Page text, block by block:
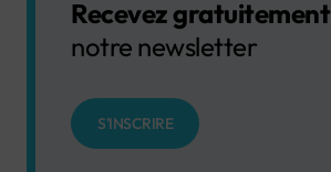
Recevez gratuitement
notre newsletter
S'INSCRIRE